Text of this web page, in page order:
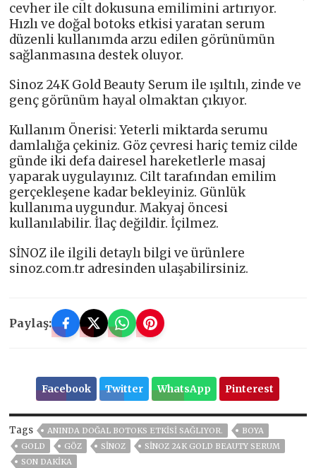
cevher ile cilt dokusuna emilimini artırıyor.
Hızlı ve doğal botoks etkisi yaratan serum
düzenli kullanımda arzu edilen görünümün
sağlanmasına destek oluyor.
Sinoz 24K Gold Beauty Serum ile ışıltılı, zinde ve
genç görünüm hayal olmaktan çıkıyor.
Kullanım Önerisi: Yeterli miktarda serumu
damlalığa çekiniz. Göz çevresi hariç temiz cilde
günde iki defa dairesel hareketlerle masaj
yaparak uygulayınız. Cilt tarafından emilim
gerçekleşene kadar bekleyiniz. Günlük
kullanıma uygundur. Makyaj öncesi
kullanılabilir. İlaç değildir. İçilmez.
SİNOZ ile ilgili detaylı bilgi ve ürünlere
sinoz.com.tr adresinden ulaşabilirsiniz.
Paylaş:
Facebook Twitter WhatsApp Pinterest
Tags ANINDA DOĞAL BOTOKS ETKISI SAĞLIYOR.
BOYA
GOLD
GÖZ SİNOZ
SINOZ 24K GOLD BEAUTY SERUM
SON DAKIKA